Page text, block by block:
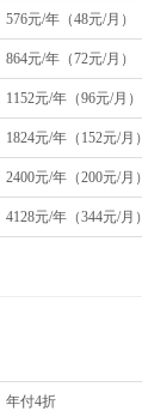
576元/年（48元/月）
864元/年（72元/月）
1152元/年（96元/月）
1824元/年（152元/月）
2400元/年（200元/月）
4128元/年（344元/月）
年付4折